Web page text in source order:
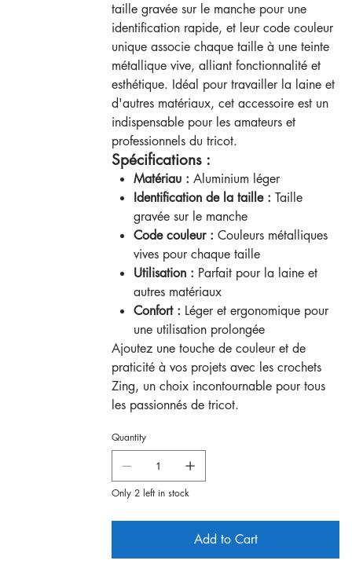
taille gravée sur le manche pour une
identification rapide, et leur code couleur
unique associe chaque taille à une teinte
métallique vive, alliant fonctionnalité et
esthétique. Idéal pour travailler la laine et
d'autres matériaux, cet accessoire est un
indispensable pour les amateurs et
professionnels du tricot.
Spécifications :
Matériau : Aluminium léger
Identification de la taille : Taille
gravée sur le manche
Code couleur : Couleurs métalliques
vives pour chaque taille
Utilisation : Parfait pour la laine et
autres matériaux
Confort : Léger et ergonomique pour
une utilisation prolongée
Ajoutez une touche de couleur et de
praticité à vos projets avec les crochets
Zing, un choix incontournable pour tous
les passionnés de tricot.
Quantity
Only 2 left in stock
Add to Cart